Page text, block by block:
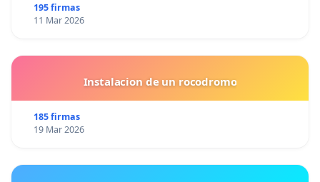
195 firmas
11 Mar 2026
Instalacion de un rocodromo
185 firmas
19 Mar 2026